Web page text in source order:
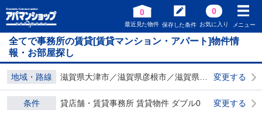
0
最近見た物件 保存した条件
0
お気に入り メニュー
全てで事務所の賃貸[賃貸マンション・アパート]物件情
報・お部屋探し
地域・路線 変更する
条件 貸店舗・賃貸事務所 賃貸物件 ダブル0 変更する